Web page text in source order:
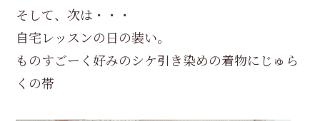
そして、次は・・・
自宅レッスンの日の装い。
ものすごーく好みのシケ引き染めの着物にじゅら
くの帯